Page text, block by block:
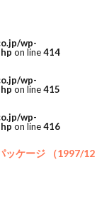
wp-
on line414
wp-
on line415
wp-
on line416
ッケージ （1997/12